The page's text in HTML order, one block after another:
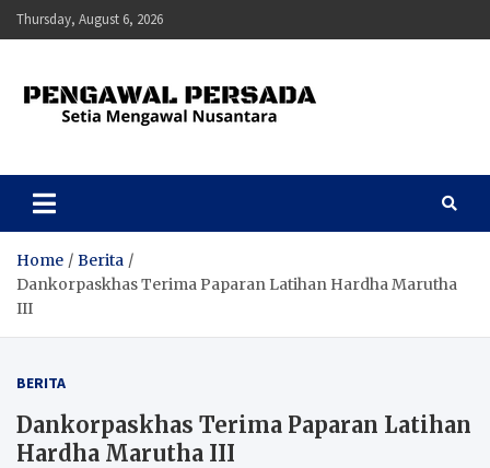
Skip
to
Thursday, August 6, 2026
Pengawal Persada
Home
Berita
Dankorpaskhas Terima Paparan Latihan Hardha Marutha
III
BERITA
Dankorpaskhas Terima Paparan Latihan
Hardha Marutha III